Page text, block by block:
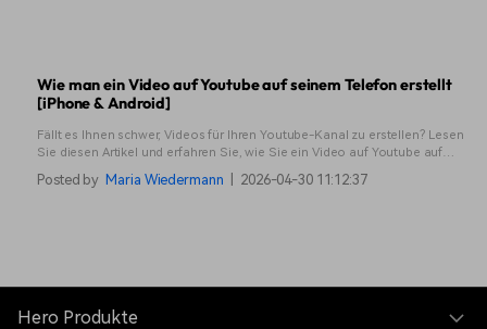
Wie man ein Video auf Youtube auf seinem Telefon erstellt
[iPhone & Android]
Fällt es Ihnen schwer, Videos für Ihren Youtube-Kanal zu erstellen? Lesen
Sie diesen Artikel und erfahren Sie, wie Sie ein Video auf Youtube auf
Ihrem Telefon erstellen können, um ein maximales Engagement zu
erzielen.
Posted by Maria Wiedermann 2026-04-30 11:12:37
Hero Produkte